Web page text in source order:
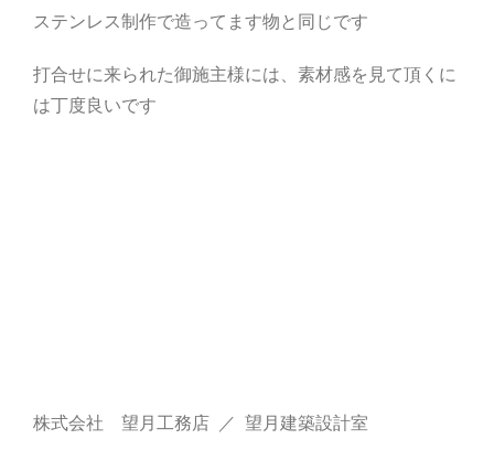
ステンレス制作で造ってます物と同じです
打合せに来られた御施主様には、素材感を見て頂くに
は丁度良いです
株式会社 望月工務店 ／ 望月建築設計室